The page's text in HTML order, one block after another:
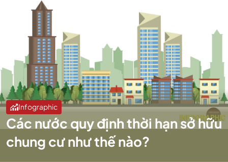
Infographic
Các nước quy định thời hạn sở hữu
chung cư như thế nào?